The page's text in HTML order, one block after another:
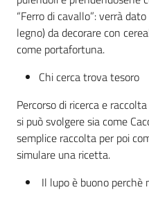
“Ferro di cavallo”: verrà
legno) da decorare con
come portafortuna.
Chi cerca trova tesoro
Percorso di ricerca e
si può svolgere sia come
semplice raccolta per poi
simulare una ricetta.
Il lupo è buono perchè